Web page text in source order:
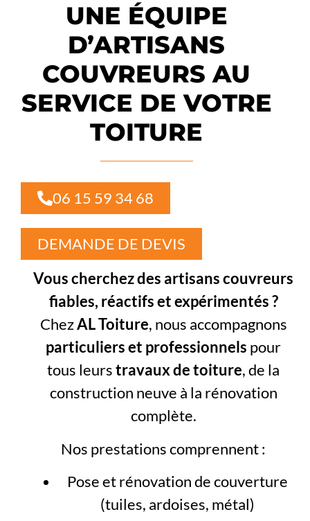
UNE ÉQUIPE
D’ARTISANS
COUVREURS AU
SERVICE DE VOTRE
TOITURE
06 15 59 34 68
DEMANDE DE DEVIS
Vous cherchez des artisans couvreurs
fiables, réactifs et expérimentés ?
ChezAL Toiture, nous accompagnons
particuliers et professionnels pour
tous leurstravaux de toiture, de la
construction neuve à la rénovation
complète.
Nos prestations comprennent :
Pose et rénovation de couverture
(tuiles, ardoises, métal)